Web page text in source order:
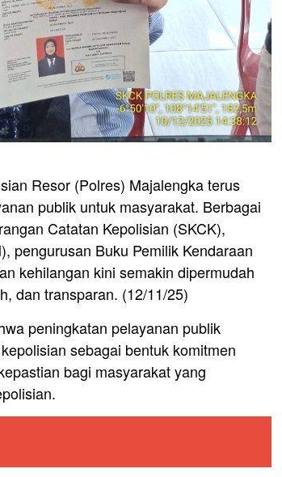
Resor (Polres) Majalengka terus
publik untuk masyarakat. Berbagai
Catatan Kepolisian (SKCK),
pengurusan Buku Pemilik Kendaraan
kehilangan kini semakin dipermudah
dan transparan. (12/11/25)
peningkatan pelayanan publik
sebagai bentuk komitmen
bagi masyarakat yang